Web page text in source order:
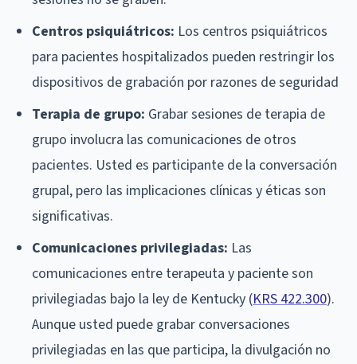
Centros psiquiátricos: Los centros psiquiátricos
para pacientes hospitalizados pueden restringir los
dispositivos de grabación por razones de seguridad
Terapia de grupo: Grabar sesiones de terapia de
grupo involucra las comunicaciones de otros
pacientes. Usted es participante de la conversación
grupal, pero las implicaciones clínicas y éticas son
significativas.
Comunicaciones privilegiadas: Las
comunicaciones entre terapeuta y paciente son
privilegiadas bajo la ley de Kentucky (KRS 422.300).
Aunque usted puede grabar conversaciones
privilegiadas en las que participa, la divulgación no